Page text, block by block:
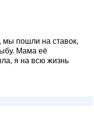
мы пошли на ставок,
Мама её
я на всю жизнь